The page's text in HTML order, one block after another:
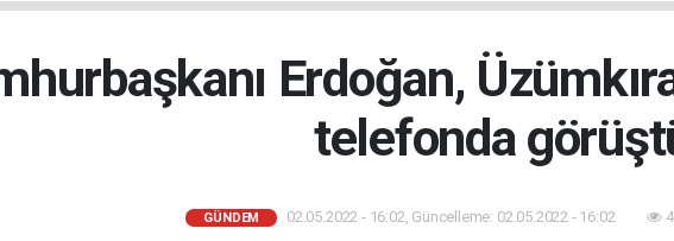
Erdoğan,
telefonda
GÜNDEM 02.05.2022 - 16:02, Güncelleme: 02.05.2022 - 16:02